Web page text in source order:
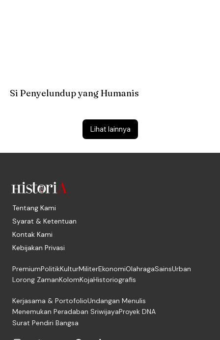
Lihat lainnya
Si Penyelundup yang Humanis
Tentang Kami
Syarat & Ketentuan
Kontak Kami
Kebijakan Privasi
PremiumPolitikKulturMiliterEkonomiOlahragaSainsUrban
Lorong ZamanKolomKojaHistoriografis
Kerjasama & PortofolioUndangan Menulis
Menemukan Peradaban SriwijayaProyek DNA
Surat Pendiri Bangsa